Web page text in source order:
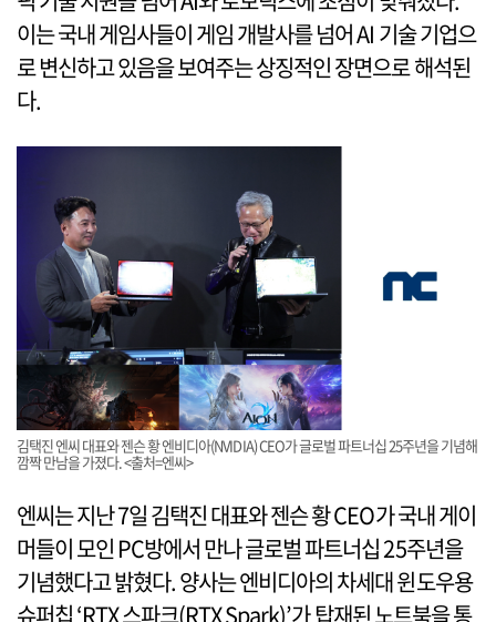
이는 국내 게임사들이 게임 개발사를 넘어 AI 기술 기업으
로 변신하고 있음을 보여주는 상징적인 장면으로 해석된
다.
김택진 엔씨 대표와 젠슨 황 엔비디아(NVIDIA) CEO가 글로벌 파트너십 25주년을 기념해
깜짝 만남을 가졌다. <출처=엔씨>
엔씨는 지난 7일 김택진 대표와 젠슨 황 CEO가 국내 게이
머들이 모인 PC방에서 만나 글로벌 파트너십 25주년을
기념했다고 밝혔다. 양사는 엔비디아의 차세대 윈도우용
슈퍼칩 ‘RTX 스파크(RTX Spark)’가 탑재된 노트북을 통